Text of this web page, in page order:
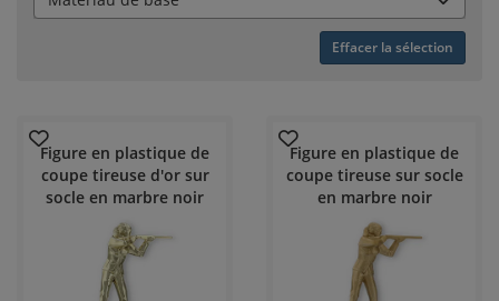
Effacer la sélection
Figure en plastique de
coupe tireuse d'or sur
socle en marbre noir
Figure en plastique de
coupe tireuse sur socle
en marbre noir